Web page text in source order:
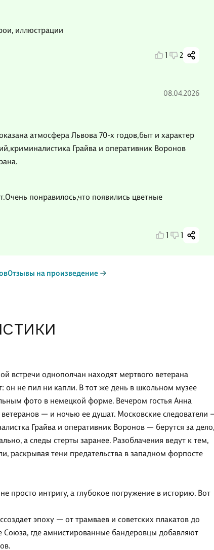
встречи однополчан находят мертвого ветерана
он не пил ни капли. В тот же день в школьном музее
фото в немецкой форме. Вечером гостья Анна
— и ночью ее душат. Московские следователи
Грайва и оперативник Воронов — берутся за дело,
а следы стерты заранее. Разоблачения ведут к тем,
раскрывая тени предательства в западном форпосте
просто интригу, а глубокое погружение в историю. Вот
эпоху — от трамваев и советских плакатов до
где амнистированные бандеровцы добавляют
иллюстрации
1 2
08.04.2026
атмосфера Львова 70-х годов,быт и характер
Грайва и оперативник Воронов
понравилось,что появились цветные
1 1
Отзывы на произведение